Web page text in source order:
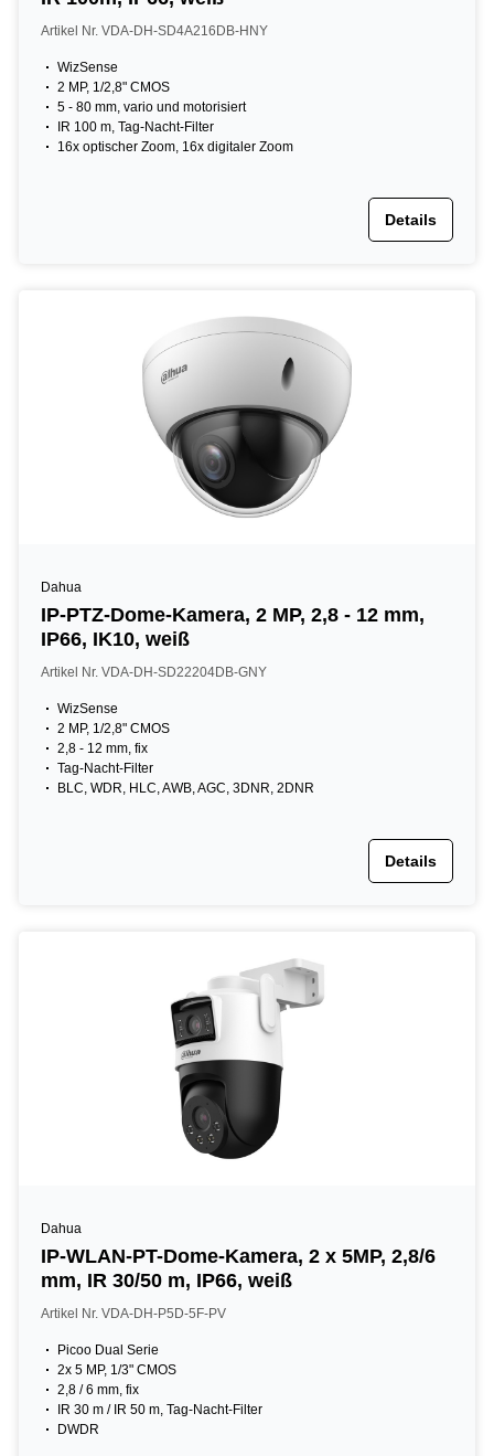
Artikel Nr. VDA-DH-SD4A216DB-HNY
WizSense
2 MP, 1/2,8" CMOS
5 - 80 mm, vario und motorisiert
IR 100 m, Tag-Nacht-Filter
16x optischer Zoom, 16x digitaler Zoom
Details
Dahua
IP-PTZ-Dome-Kamera, 2 MP, 2,8 - 12 mm,
IP66, IK10, weiß
Artikel Nr. VDA-DH-SD22204DB-GNY
WizSense
2 MP, 1/2,8" CMOS
2,8 - 12 mm, fix
Tag-Nacht-Filter
BLC, WDR, HLC, AWB, AGC, 3DNR, 2DNR
Details
Dahua
IP-WLAN-PT-Dome-Kamera, 2 x 5MP, 2,8/6
mm, IR 30/50 m, IP66, weiß
Artikel Nr. VDA-DH-P5D-5F-PV
Picoo Dual Serie
2x 5 MP, 1/3" CMOS
2,8 / 6 mm, fix
IR 30 m / IR 50 m, Tag-Nacht-Filter
DWDR